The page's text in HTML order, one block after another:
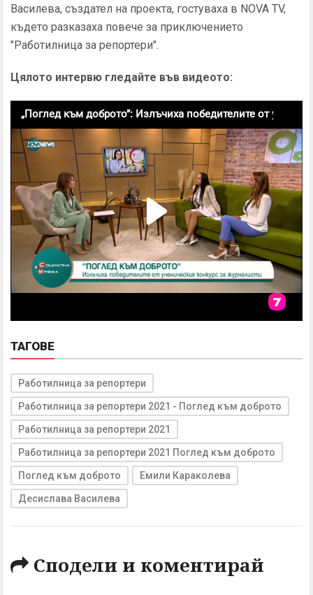
Василева, създател на проекта, гостуваха в NOVA TV,
където разказаха повече за приключението
"Работилница за репортери".
Цялото интервю гледайте във видеото:
ТАГОВЕ
Работилница за репортери
Работилница за репортери 2021 - Поглед към доброто
Работилница за репортери 2021
Работилница за репортери 2021 Поглед към доброто
Поглед към доброто Емили Караколева
Десислава Василева
Сподели и коментирай